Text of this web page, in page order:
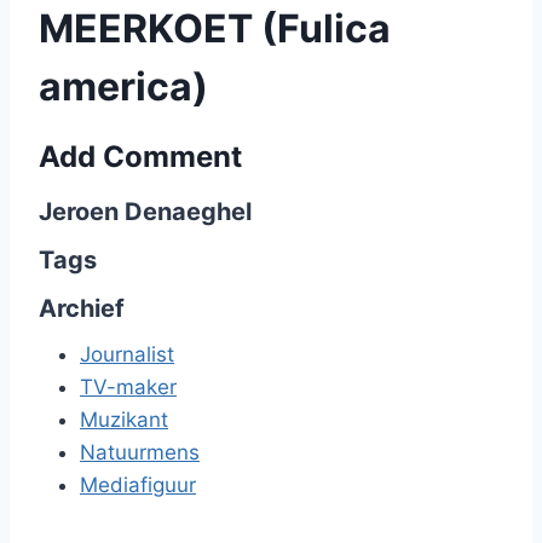
MEERKOET (Fulica
america)
Add Comment
Jeroen Denaeghel
Tags
Archief
Journalist
TV-maker
Muzikant
Natuurmens
Mediafiguur